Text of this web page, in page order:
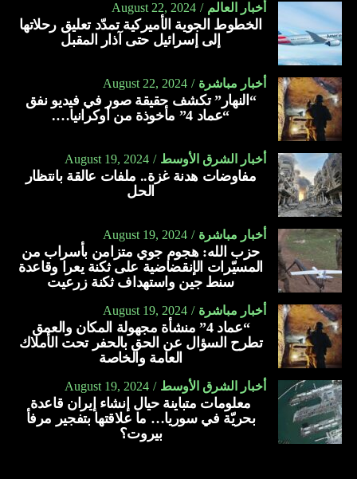
أخبار العالم August 22, 2024
الخطوط الجوية الأميركية تمدّد تعليق رحلاتها
إلى إسرائيل حتى آذار المقبل
أخبار مباشرة August 22, 2024
“النهار” تكشف حقيقة صور في فيديو نفق
“عماد 4” مأخوذة من أوكرانيا….
أخبار الشرق الأوسط August 19, 2024
مفاوضات هدنة غزة.. ملفات عالقة بانتظار
الحل
أخبار مباشرة August 19, 2024
حزب الله: هجوم جوي متزامن بأسراب من
المسيّرات الإنقضاضية على ثكنة يعرا وقاعدة
سنط جين واستهداف ثكنة زرعيت
أخبار مباشرة August 19, 2024
“عماد 4” منشأة مجهولة المكان والعمق
تطرح السؤال عن الحق بالحفر تحت الأملاك
العامة والخاصة
أخبار الشرق الأوسط August 19, 2024
معلومات متباينة حيال إنشاء إيران قاعدة
بحريّة في سوريا… ما علاقتها بتفجير مرفأ
بيروت؟